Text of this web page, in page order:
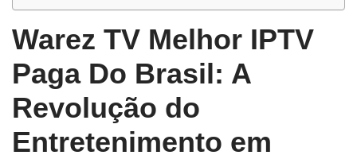
Warez TV Melhor IPTV
Paga Do Brasil: A
Revolução do
Entretenimento em